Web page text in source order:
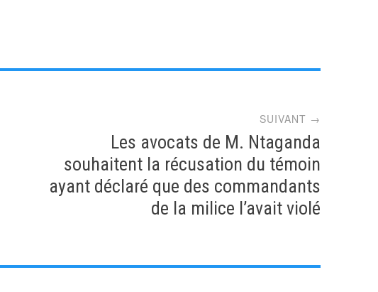
SUIVANT →
Les avocats de M. Ntaganda
souhaitent la récusation du témoin
ayant déclaré que des commandants
de la milice l’avait violé